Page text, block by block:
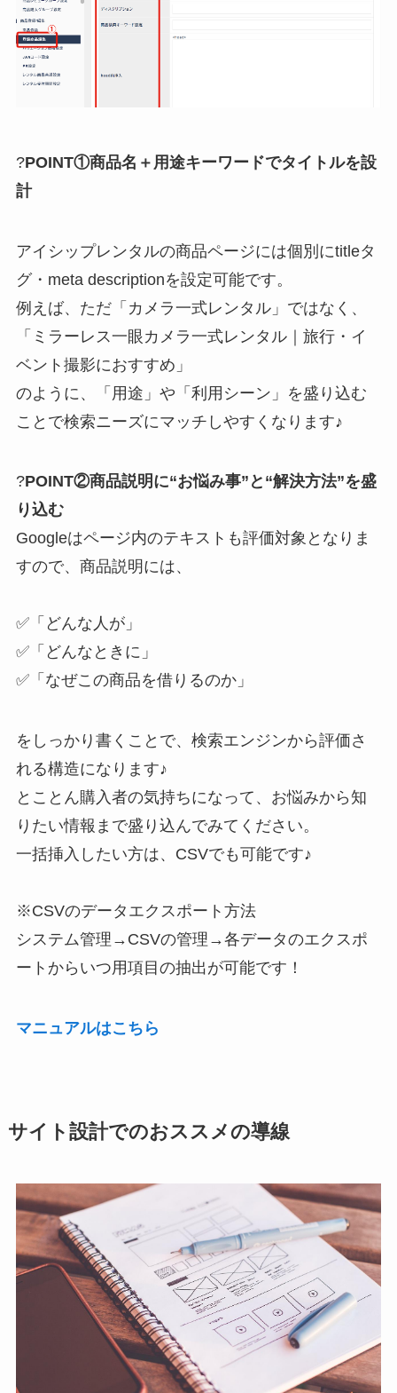
?POINT①商品名＋用途キーワードでタイトルを設
計
アイシップレンタルの商品ページには個別にtitleタ
グ・meta descriptionを設定可能です。
例えば、ただ「カメラ一式レンタル」ではなく、
「ミラーレス一眼カメラ一式レンタル｜旅行・イ
ベント撮影におすすめ」
のように、「用途」や「利用シーン」を盛り込む
ことで検索ニーズにマッチしやすくなります♪
?POINT②商品説明に“お悩み事”と“解決方法”を盛
り込む
Googleはページ内のテキストも評価対象となりま
すので、商品説明には、
✅「どんな人が」
✅「どんなときに」
✅「なぜこの商品を借りるのか」
をしっかり書くことで、検索エンジンから評価さ
れる構造になります♪
とことん購入者の気持ちになって、お悩みから知
りたい情報まで盛り込んでみてください。
一括挿入したい方は、CSVでも可能です♪
※CSVのデータエクスポート方法
システム管理→CSVの管理→各データのエクスポ
ートからいつ用項目の抽出が可能です！
マニュアルはこちら
サイト設計でのおススメの導線